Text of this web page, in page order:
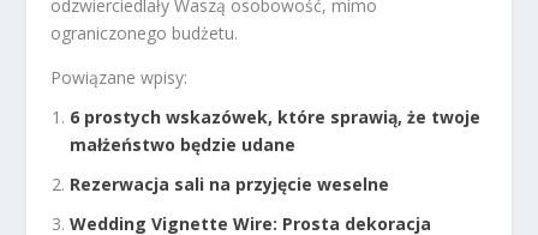
odzwierciedlały Waszą osobowość, mimo
ograniczonego budżetu.
Powiązane wpisy:
6 prostych wskazówek, które sprawią, że twoje
małżeństwo będzie udane
Rezerwacja sali na przyjęcie weselne
Wedding Vignette Wire: Prosta dekoracja